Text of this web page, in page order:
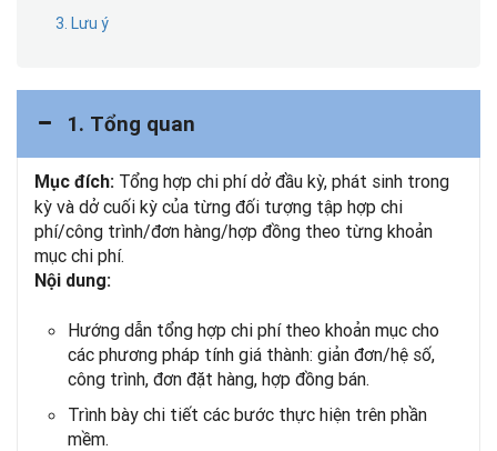
3. Lưu ý
1. Tổng quan
Mục đích: Tổng hợp chi phí dở đầu kỳ, phát sinh trong
kỳ và dở cuối kỳ của từng đối tượng tập hợp chi
phí/công trình/đơn hàng/hợp đồng theo từng khoản
mục chi phí.
Nội dung:
Hướng dẫn tổng hợp chi phí theo khoản mục cho
các phương pháp tính giá thành: giản đơn/hệ số,
công trình, đơn đặt hàng, hợp đồng bán.
Trình bày chi tiết các bước thực hiện trên phần
mềm.